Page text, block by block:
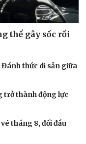
thể gây sốc rồi
Đánh thức di sản giữa
trở thành động lực
tháng 8, đối đầu